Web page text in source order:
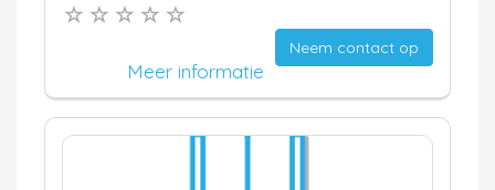
Neem contact op
Meer informatie